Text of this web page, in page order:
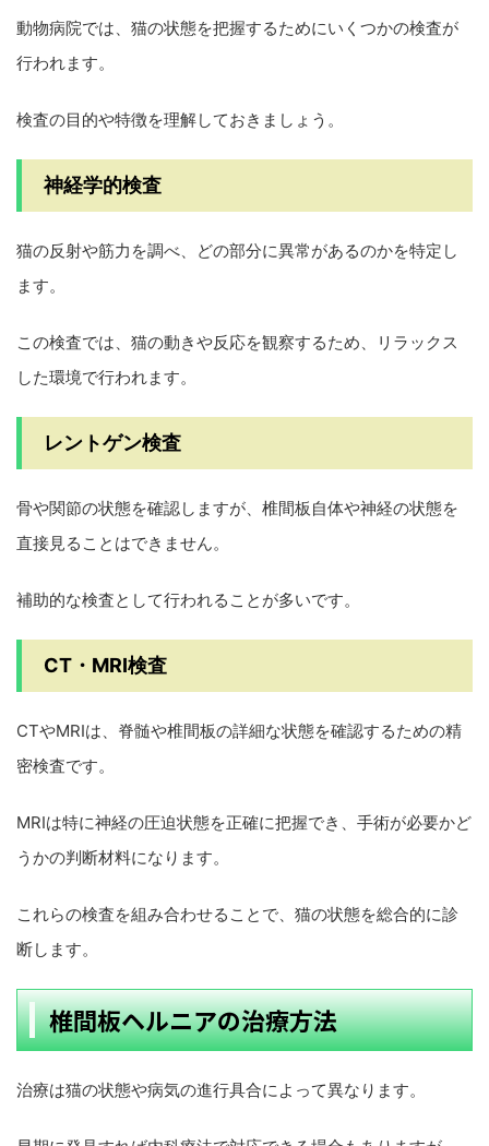
動物病院では、猫の状態を把握するためにいくつかの検査が
行われます。
検査の目的や特徴を理解しておきましょう。
神経学的検査
猫の反射や筋力を調べ、どの部分に異常があるのかを特定し
ます。
この検査では、猫の動きや反応を観察するため、リラックス
した環境で行われます。
レントゲン検査
骨や関節の状態を確認しますが、椎間板自体や神経の状態を
直接見ることはできません。
補助的な検査として行われることが多いです。
CT・MRI検査
CTやMRIは、脊髄や椎間板の詳細な状態を確認するための精
密検査です。
MRIは特に神経の圧迫状態を正確に把握でき、手術が必要かど
うかの判断材料になります。
これらの検査を組み合わせることで、猫の状態を総合的に診
断します。
椎間板ヘルニアの治療方法
治療は猫の状態や病気の進行具合によって異なります。